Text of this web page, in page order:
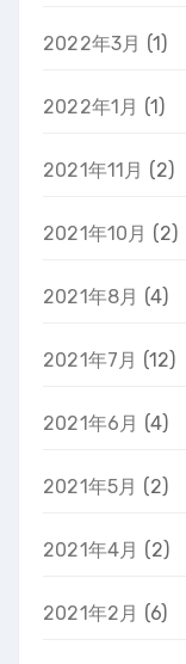
2022年3月 (1)
2022年1月 (1)
2021年11月 (2)
2021年10月 (2)
2021年8月 (4)
2021年7月 (12)
2021年6月 (4)
2021年5月 (2)
2021年4月 (2)
2021年2月 (6)